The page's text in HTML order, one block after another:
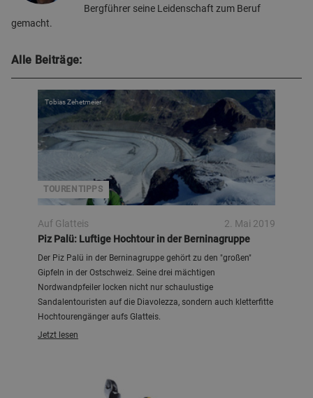
Bergführer seine Leidenschaft zum Beruf
gemacht.
Alle Beiträge:
TOURENTIPPS
Tobias Zehetmeier
Auf Glatteis
2. Mai 2019
Piz Palü: Luftige Hochtour in der Berninagruppe
Der Piz Palü in der Berninagruppe gehört zu den "großen"
Gipfeln in der Ostschweiz. Seine drei mächtigen
Nordwandpfeiler locken nicht nur schaulustige
Sandalentouristen auf die Diavolezza, sondern auch kletterfitte
Hochtourengänger aufs Glatteis.
Jetzt lesen